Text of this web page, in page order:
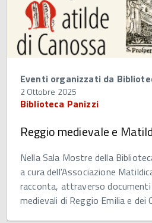
Eventi organizzati da
2 Ottobre 2025
Biblioteca Panizzi
Reggio medievale e
Nella Sala Mostre della
a cura dell'Associazione
racconta, attraverso documenti
medievali di Reggio Emilia e dei